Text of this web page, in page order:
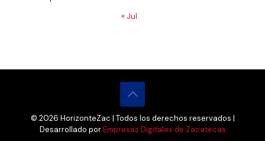
« Jul
© 2026 HorizonteZac | Todos los derechos reservados |
Desarrollado porEmpresas Digitales de Zacatecas